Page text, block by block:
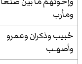
ومأرب
حُبيب وذكران وعمرو
وأصهـب